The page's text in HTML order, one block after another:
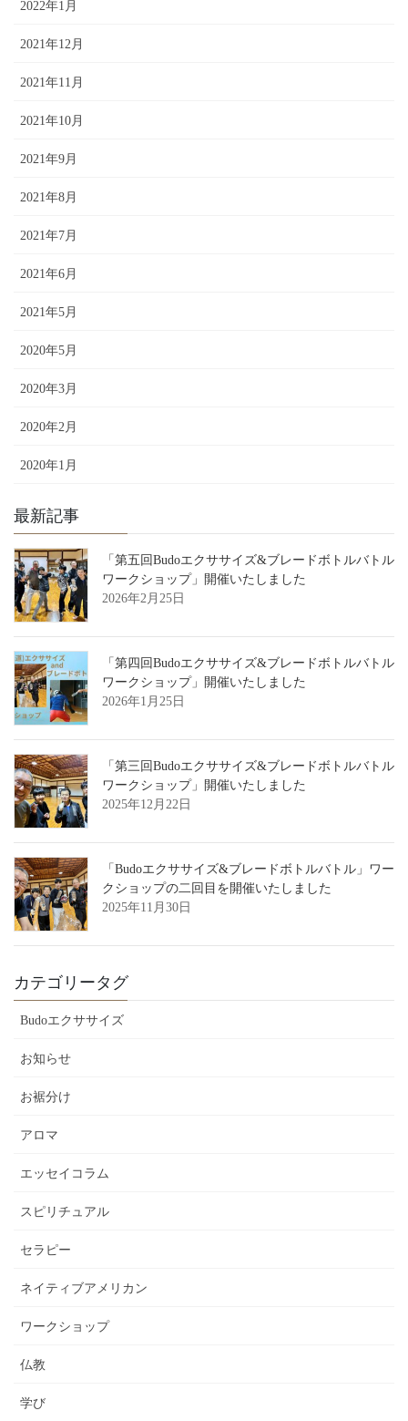
2022年1月
2021年12月
2021年11月
2021年10月
2021年9月
2021年8月
2021年7月
2021年6月
2021年5月
2020年5月
2020年3月
2020年2月
2020年1月
最新記事
「第五回Budoエクササイズ&ブレードボトルバトル
ワークショップ」開催いたしました
2026年2月25日
「第四回Budoエクササイズ&ブレードボトルバトル
ワークショップ」開催いたしました
2026年1月25日
「第三回Budoエクササイズ&ブレードボトルバトル
ワークショップ」開催いたしました
2025年12月22日
「Budoエクササイズ&ブレードボトルバトル」ワー
クショップの二回目を開催いたしました
2025年11月30日
カテゴリータグ
Budoエクササイズ
お知らせ
お裾分け
アロマ
エッセイコラム
スピリチュアル
セラピー
ネイティブアメリカン
ワークショップ
仏教
学び